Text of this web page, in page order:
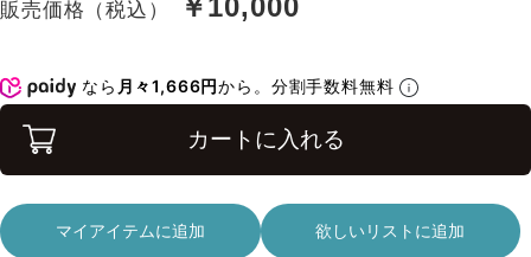
販売価格（税込）
なら 月々1,666円から。分割手数料無料
カートに入れる
マイアイテムに追加 欲しいリストに追加